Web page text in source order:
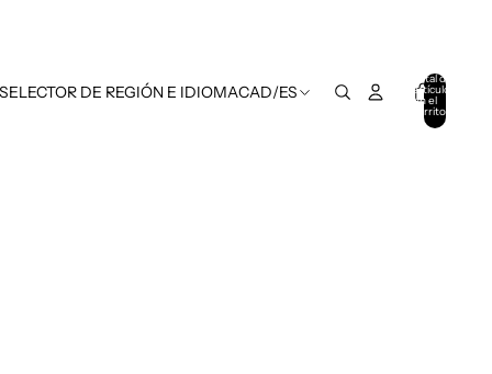
DE REGIÓN E IDIOMACAD/ES
Total de
artículos
en el
carrito: